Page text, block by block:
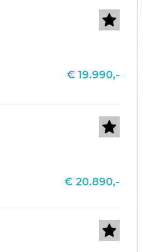
€ 19.990,-
€ 20.890,-